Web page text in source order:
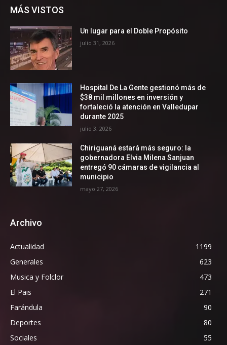
MÁS VISTOS
Un lugar para el Doble Propósito
julio 31, 2026
Hospital De La Gente gestionó más de
$38 mil millones en inversión y
fortaleció la atención en Valledupar
durante 2025
julio 3, 2026
Chiriguaná estará más seguro: la
gobernadora Elvia Milena Sanjuan
entregó 90 cámaras de vigilancia al
municipio
mayo 27, 2026
Archivo
Actualidad
1199
Generales
623
Musica y Folclor
473
El Pais
271
Farándula
90
Deportes
80
Sociales
55